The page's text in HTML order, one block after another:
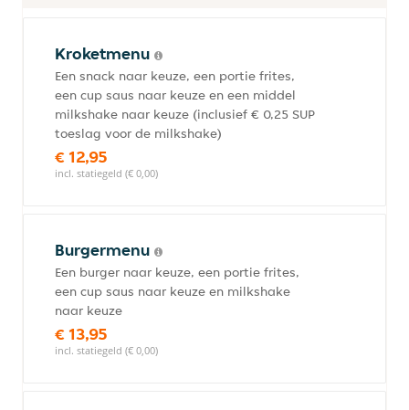
Kroketmenu
Een snack naar keuze, een portie frites,
een cup saus naar keuze en een middel
milkshake naar keuze (inclusief € 0,25 SUP
toeslag voor de milkshake)
€ 12,95
incl. statiegeld (€ 0,00)
Burgermenu
Een burger naar keuze, een portie frites,
een cup saus naar keuze en milkshake
naar keuze
€ 13,95
incl. statiegeld (€ 0,00)